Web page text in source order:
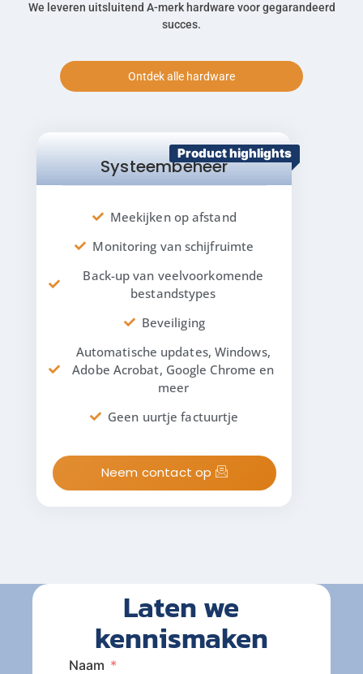
We leveren uitsluitend A-merk hardware voor gegarandeerd
succes.
Ontdek alle hardware
Systeembeheer
Meekijken op afstand
Monitoring van schijfruimte
Back-up van veelvoorkomende
bestandstypes
Beveiliging
Automatische updates, Windows,
Adobe Acrobat, Google Chrome en
meer
Geen uurtje factuurtje
Neem contact op
Product highlights
Laten we
kennismaken
Naam